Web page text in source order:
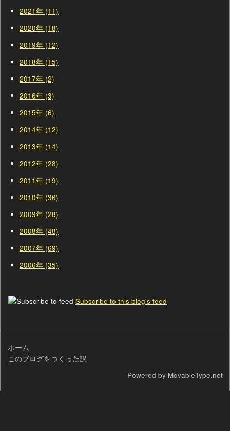
2021年 (11)
2020年 (18)
2019年 (12)
2018年 (15)
2017年 (2)
2016年 (3)
2015年 (6)
2014年 (12)
2013年 (14)
2012年 (28)
2011年 (19)
2010年 (36)
2009年 (28)
2008年 (48)
2007年 (69)
2006年 (35)
Subscribe to this blog's feed
ホーム
このブログをつくった訳
自
Powered by MovableType.net